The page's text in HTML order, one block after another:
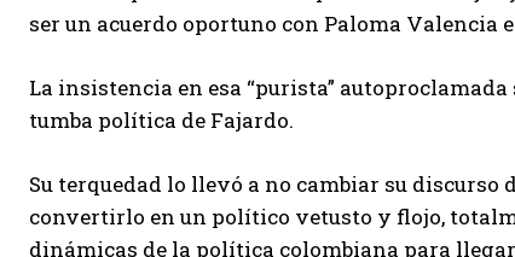
ser un acuerdo oportuno con Paloma Valencia
La insistencia en esa “purista”
tumba política de Fajardo.
Su terquedad lo llevó a no cambiar su
convertirlo en un político vetusto y flojo,
dinámicas de la política colombiana para